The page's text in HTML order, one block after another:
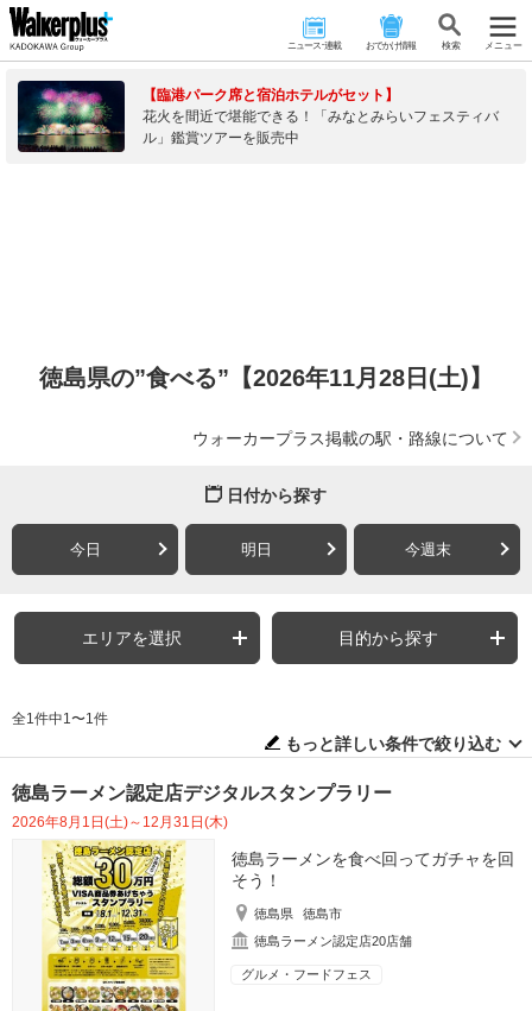
ニュース･連載 おでかけ情報 検 索 メニュー
【臨港パーク席と宿泊ホテルがセット】
花火を間近で堪能できる！「みなとみらいフェスティバ
ル」鑑賞ツアーを販売中
徳島県の”食べる”【2026年11月28日(土)】
ウォーカープラス掲載の駅・路線について
日付から探す
今日 明日 今週末
エリアを選択 目的から探す
全1件中1〜1件
もっと詳しい条件で絞り込む
徳島ラーメン認定店デジタルスタンプラリー
2026年8月1日(土)～12月31日(木)
徳島ラーメンを食べ回ってガチャを回
そう！
徳島県
徳島市
徳島ラーメン認定店20店舗
グルメ・フードフェス